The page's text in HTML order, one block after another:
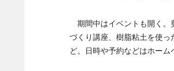
期間中はイベントも開く。
づくり講座、樹脂粘土を使
ど。日時や予約などはホーム